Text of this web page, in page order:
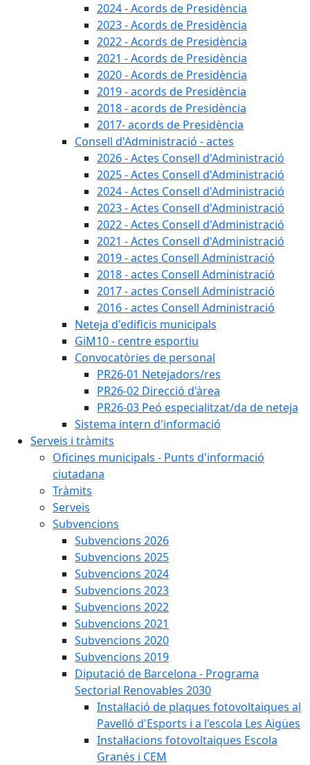
2024 - Acords de Presidència
2023 - Acords de Presidència
2022 - Acords de Presidència
2021 - Acords de Presidència
2020 - Acords de Presidència
2019 - acords de Presidència
2018 - acords de Presidència
2017- acords de Presidència
Consell d'Administració - actes
2026 - Actes Consell d'Administració
2025 - Actes Consell d'Administració
2024 - Actes Consell d'Administració
2023 - Actes Consell d'Administració
2022 - Actes Consell d'Administració
2021 - Actes Consell d'Administració
2019 - actes Consell Administració
2018 - actes Consell Administració
2017 - actes Consell Administració
2016 - actes Consell Administració
Neteja d'edificis municipals
GiM10 - centre esportiu
Convocatòries de personal
PR26-01 Netejadors/res
PR26-02 Direcció d'àrea
PR26-03 Peó especialitzat/da de neteja
Sistema intern d'informació
Serveis i tràmits
Oficines municipals - Punts d'informació
ciutadana
Tràmits
Serveis
Subvencions
Subvencions 2026
Subvencions 2025
Subvencions 2024
Subvencions 2023
Subvencions 2022
Subvencions 2021
Subvencions 2020
Subvencions 2019
Diputació de Barcelona - Programa
Sectorial Renovables 2030
Instal·lació de plaques fotovoltaiques al
Pavelló d'Esports i a l'escola Les Aigües
Instal·lacions fotovoltaiques Escola
Granés i CEM